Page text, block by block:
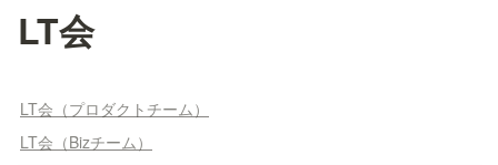
LT会
LT会（プロダクトチーム）
LT会（Bizチーム）